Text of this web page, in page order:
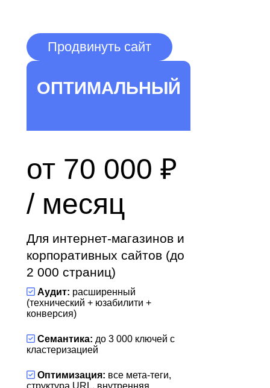
Продвинуть сайт
ОПТИМАЛЬНЫЙ
от 70 000 ₽
/ месяц
Для интернет-магазинов и
корпоративных сайтов (до
2 000 страниц)
Аудит: расширенный
(технический + юзабилити +
конверсия)
Семантика: до 3 000 ключей с
кластеризацией
Оптимизация: все мета-теги,
структура URL, внутренняя